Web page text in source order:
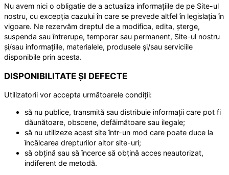
Nu avem nici o obligatie de a actualiza informațiile de pe Site-ul
nostru, cu excepția cazului în care se prevede altfel în legislația în
vigoare. Ne rezervăm dreptul de a modifica, edita, șterge,
suspenda sau întrerupe, temporar sau permanent, Site-ul nostru
și/sau informațiile, materialele, produsele și/sau serviciile
disponibile prin acesta.
DISPONIBILITATE ȘI DEFECTE
Utilizatorii vor accepta următoarele condiții:
să nu publice, transmită sau distribuie informații care pot fi
dăunătoare, obscene, defăimătoare sau ilegale;
să nu utilizeze acest site într-un mod care poate duce la
încălcarea drepturilor altor site-uri;
să obțină sau să încerce să obțină acces neautorizat,
indiferent de metodă.